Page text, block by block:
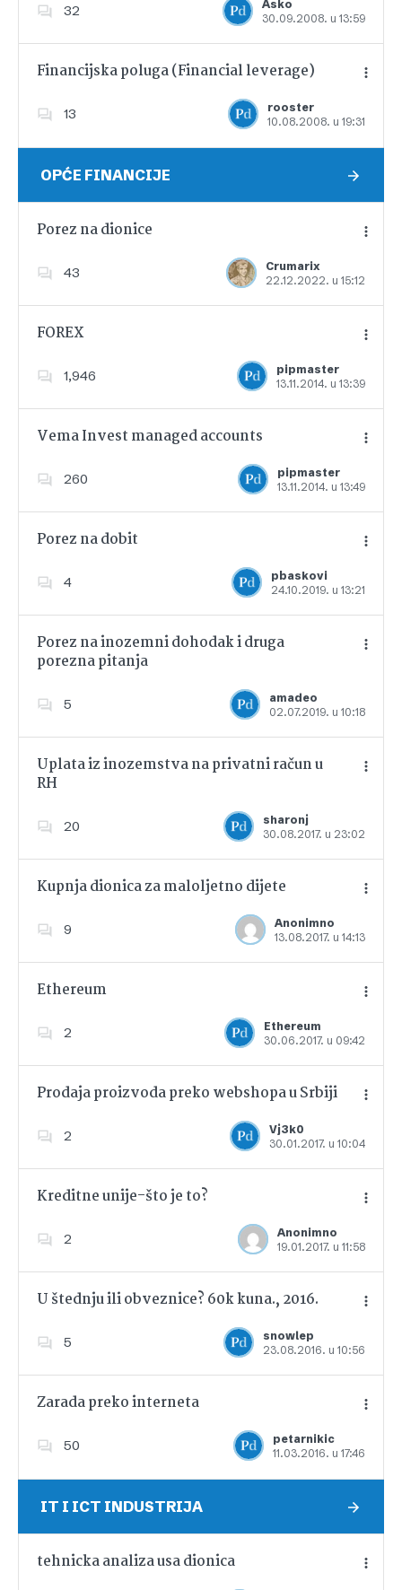
32
Asko
30.09.2008. u 13:59
Dodajte u favorite
Financijska poluga (Financial leverage)
13
rooster
10.08.2008. u 19:31
Dodajte u favorite
OPĆE FINANCIJE
Porez na dionice
43
Crumarix
22.12.2022. u 15:12
Dodajte u favorite
FOREX
1,946
pipmaster
13.11.2014. u 13:39
Dodajte u favorite
Vema Invest managed accounts
260
pipmaster
13.11.2014. u 13:49
Dodajte u favorite
Porez na dobit
4
pbaskovi
24.10.2019. u 13:21
Dodajte u favorite
Porez na inozemni dohodak i druga
porezna pitanja
5
amadeo
02.07.2019. u 10:18
Dodajte u favorite
Uplata iz inozemstva na privatni račun u
RH
20
sharonj
30.08.2017. u 23:02
Dodajte u favorite
Kupnja dionica za maloljetno dijete
9
Anonimno
13.08.2017. u 14:13
Dodajte u favorite
Ethereum
2
Ethereum
30.06.2017. u 09:42
Dodajte u favorite
Prodaja proizvoda preko webshopa u Srbiji
2
Vj3k0
30.01.2017. u 10:04
Dodajte u favorite
Kreditne unije-što je to?
2
Anonimno
19.01.2017. u 11:58
Dodajte u favorite
U štednju ili obveznice? 60k kuna., 2016.
5
snowlep
23.08.2016. u 10:56
Dodajte u favorite
Zarada preko interneta
50
petarnikic
11.03.2016. u 17:46
Dodajte u favorite
IT I ICT INDUSTRIJA
tehnicka analiza usa dionica